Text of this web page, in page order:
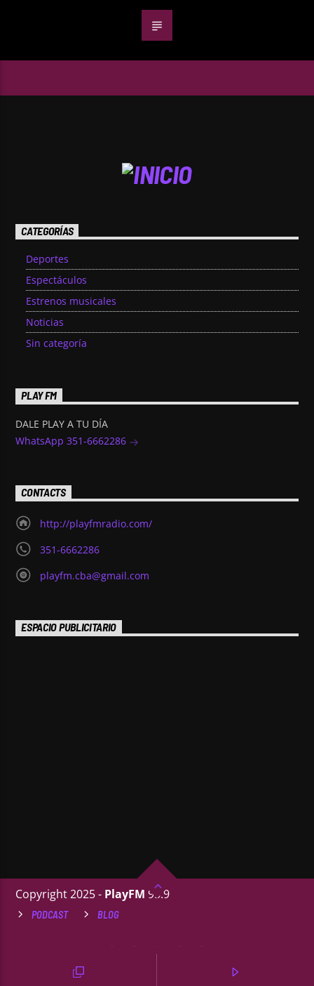
CATEGORÍAS
Deportes
Espectáculos
Estrenos musicales
Noticias
Sin categoría
PLAY FM
DALE PLAY A TU DÍA
WhatsApp 351-6662286
CONTACTS
http://playfmradio.com/
351-6662286
playfm.cba@gmail.com
ESPACIO PUBLICITARIO
Copyright 2025 - PlayFM 95.9
PODCAST BLOG